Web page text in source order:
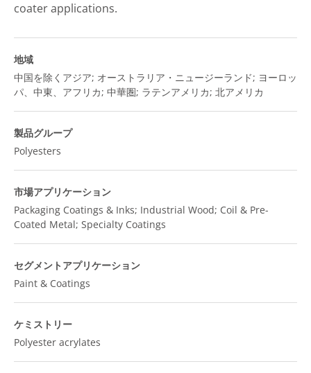
coater applications.
地域
中国を除くアジア; オーストラリア・ニュージーランド; ヨーロッ
パ、中東、アフリカ; 中華圏; ラテンアメリカ; 北アメリカ
製品グループ
Polyesters
市場アプリケーション
Packaging Coatings & Inks; Industrial Wood; Coil & Pre-
Coated Metal; Specialty Coatings
セグメントアプリケーション
Paint & Coatings
ケミストリー
Polyester acrylates